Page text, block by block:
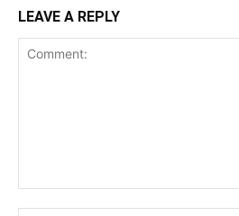
LEAVE A REPLY